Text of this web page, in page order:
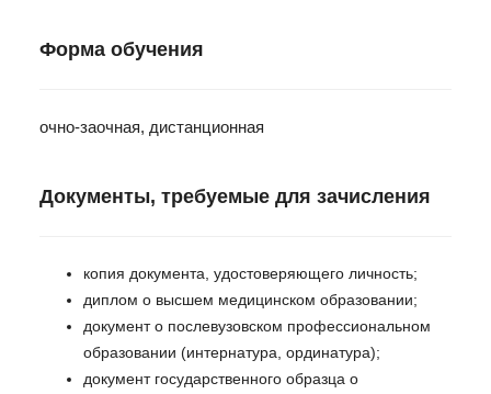
Форма обучения
очно-заочная, дистанционная
Документы, требуемые для зачисления
копия документа, удостоверяющего личность;
диплом о высшем медицинском образовании;
документ о послевузовском профессиональном
образовании (интернатура, ординатура);
документ государственного образца о